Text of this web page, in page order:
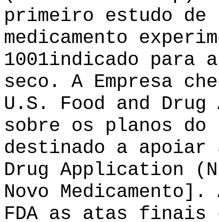
primeiro estudo de
medicamento
1001indicado para
seco. A Empresa
U.S. Food and
sobre os planos
destinado a apoiar
Drug Application
Novo Medicamento].
FDA as atas finais